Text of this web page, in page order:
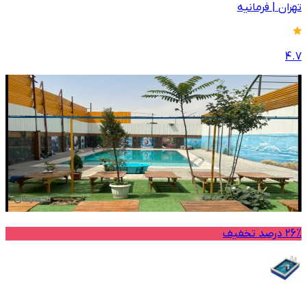
تهران | فرمانیه
4.7
26% درصد تخفیف